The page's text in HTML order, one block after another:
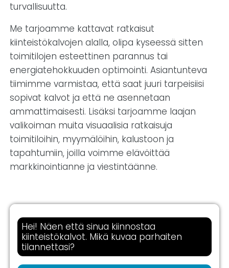
turvallisuutta.
Me tarjoamme kattavat ratkaisut
kiinteistökalvojen alalla, olipa kyseessä sitten
toimitilojen esteettinen parannus tai
energiatehokkuuden optimointi. Asiantunteva
tiimimme varmistaa, että saat juuri tarpeisiisi
sopivat kalvot ja että ne asennetaan
ammattimaisesti. Lisäksi tarjoamme laajan
valikoiman muita visuaalisia ratkaisuja
toimitiloihin, myymälöihin, kalustoon ja
tapahtumiin, joilla voimme elävöittää
markkinointianne ja viestintäänne.
Hei! Näen että sinua kiinnostaa
kiinteistökalvot. Mikä kuvaa parhaiten
tilannettasi?